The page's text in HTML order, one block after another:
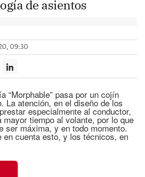
de asientos
09:30
“Morphable” pasa por un cojín
La atención, en el diseño de los
especialmente al conductor,
mayor tiempo al volante, por lo que
ser máxima, y en todo momento.
en cuenta esto, y los técnicos, en